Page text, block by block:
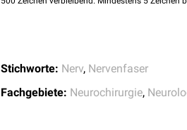
Stichworte: Nerv, Nervenfaser
Fachgebiete: Neurochirurgie,